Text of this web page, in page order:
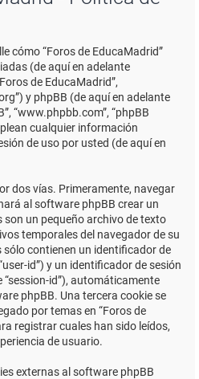
cómo “Foros de EducaMadrid”
(de aquí en adelante
de EducaMadrid”,
y phpBB (de aquí en adelante
“www.phpbb.com”, “phpBB
cualquier información
de uso por usted (de aquí en
dos vías. Primeramente, navegar
al software phpBB crear un
son un pequeño archivo de texto
temporales del navegador de su
sólo contienen un identificador de
id”) y un identificador de sesión
id”), automáticamente
phpBB. Una tercera cookie se
por temas en “Foros de
registrar cuales han sido leídos,
de usuario.
externas al software phpBB